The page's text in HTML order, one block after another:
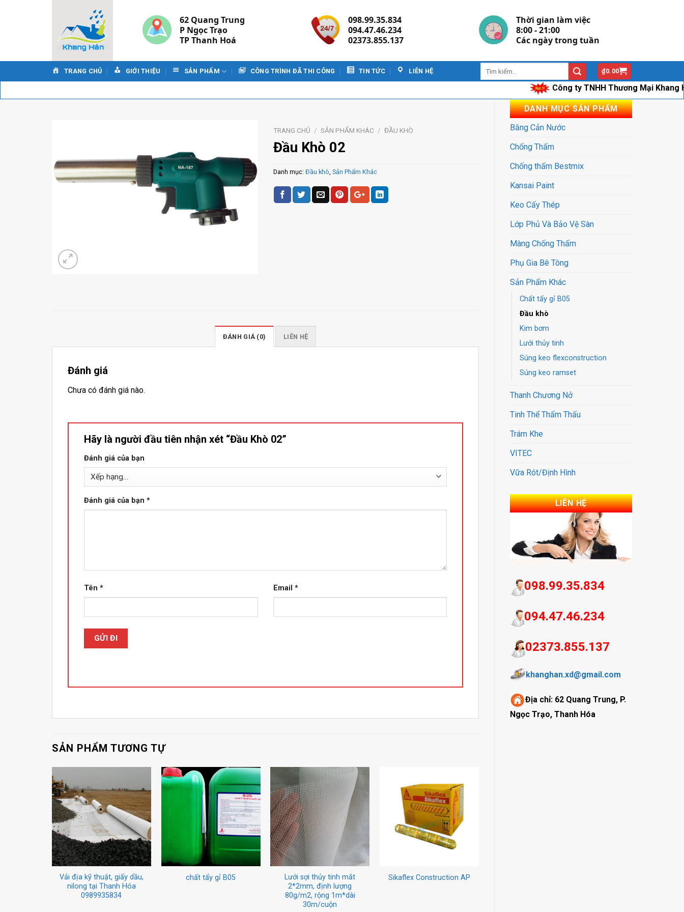
62 Quang Trung
P Ngọc Trạo
TP Thanh Hoá
098.99.35.834
094.47.46.234
02373.855.137
Thời gian làm việc
8:00 - 21:00
Các ngày trong tuần
TRANG CHỦ GIỚI THIỆU SẢN PHẨM CÔNG TRÌNH ĐÃ THI CÔNG TIN TỨC LIÊN HỆ ₫0.00
Công ty TNHH Thương Mại Khang
DANH MỤC SẢN PHẨM
Băng Cản Nước
Chống Thấm
Chống thấm Bestmix
Kansai Paint
Keo Cấy Thép
Lớp Phủ Và Bảo Vệ Sàn
Màng Chống Thấm
Phụ Gia Bê Tông
Sản Phẩm Khác
Chất tẩy gỉ B05
Đầu khò
Kim bơm
Lưới thủy tinh
Súng keo flexconstruction
Súng keo ramset
Thanh Chương Nở
Tinh Thể Thẩm Thấu
Trám Khe
VITEC
Vữa Rót/Định Hình
LIÊN HỆ
098.99.35.834
094.47.46.234
02373.855.137
khanghan.xd@gmail.com
Địa chỉ: 62 Quang Trung, P.
Ngọc Trạo, Thanh Hóa
TRANG CHỦ / SẢN PHẨM KHÁC / ĐẦU KHÒ
Đầu Khò 02
Danh mục: Đầu khò, Sản Phẩm Khác
ĐÁNH GIÁ (0) LIÊN HỆ
Đánh giá
Chưa có đánh giá nào.
Hãy là người đầu tiên nhận xét “Đầu Khò 02”
Đánh giá của bạn
Đánh giá của bạn *
Tên * Email *
SẢN PHẨM TƯƠNG TỰ
Vải địa kỹ thuật, giấy dầu,
nilong tại Thanh Hóa
0989935834
chất tẩy gỉ B05
Lưới sợi thủy tinh mắt
2*2mm, định lượng
80g/m2, rộng 1m*dài
30m/cuộn
Sikaflex Construction AP